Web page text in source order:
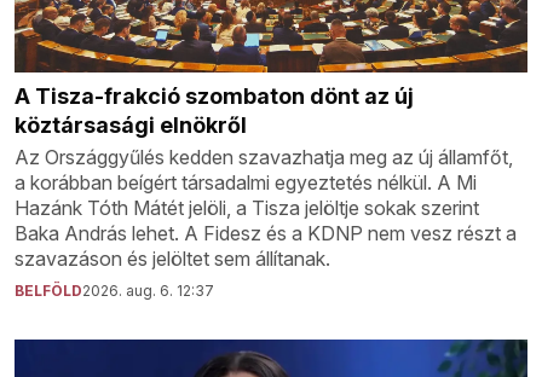
A Tisza-frakció szombaton dönt az új
köztársasági elnökről
Az Országgyűlés kedden szavazhatja meg az új államfőt,
a korábban beígért társadalmi egyeztetés nélkül. A Mi
Hazánk Tóth Mátét jelöli, a Tisza jelöltje sokak szerint
Baka András lehet. A Fidesz és a KDNP nem vesz részt a
szavazáson és jelöltet sem állítanak.
BELFÖLD2026. aug. 6. 12:37